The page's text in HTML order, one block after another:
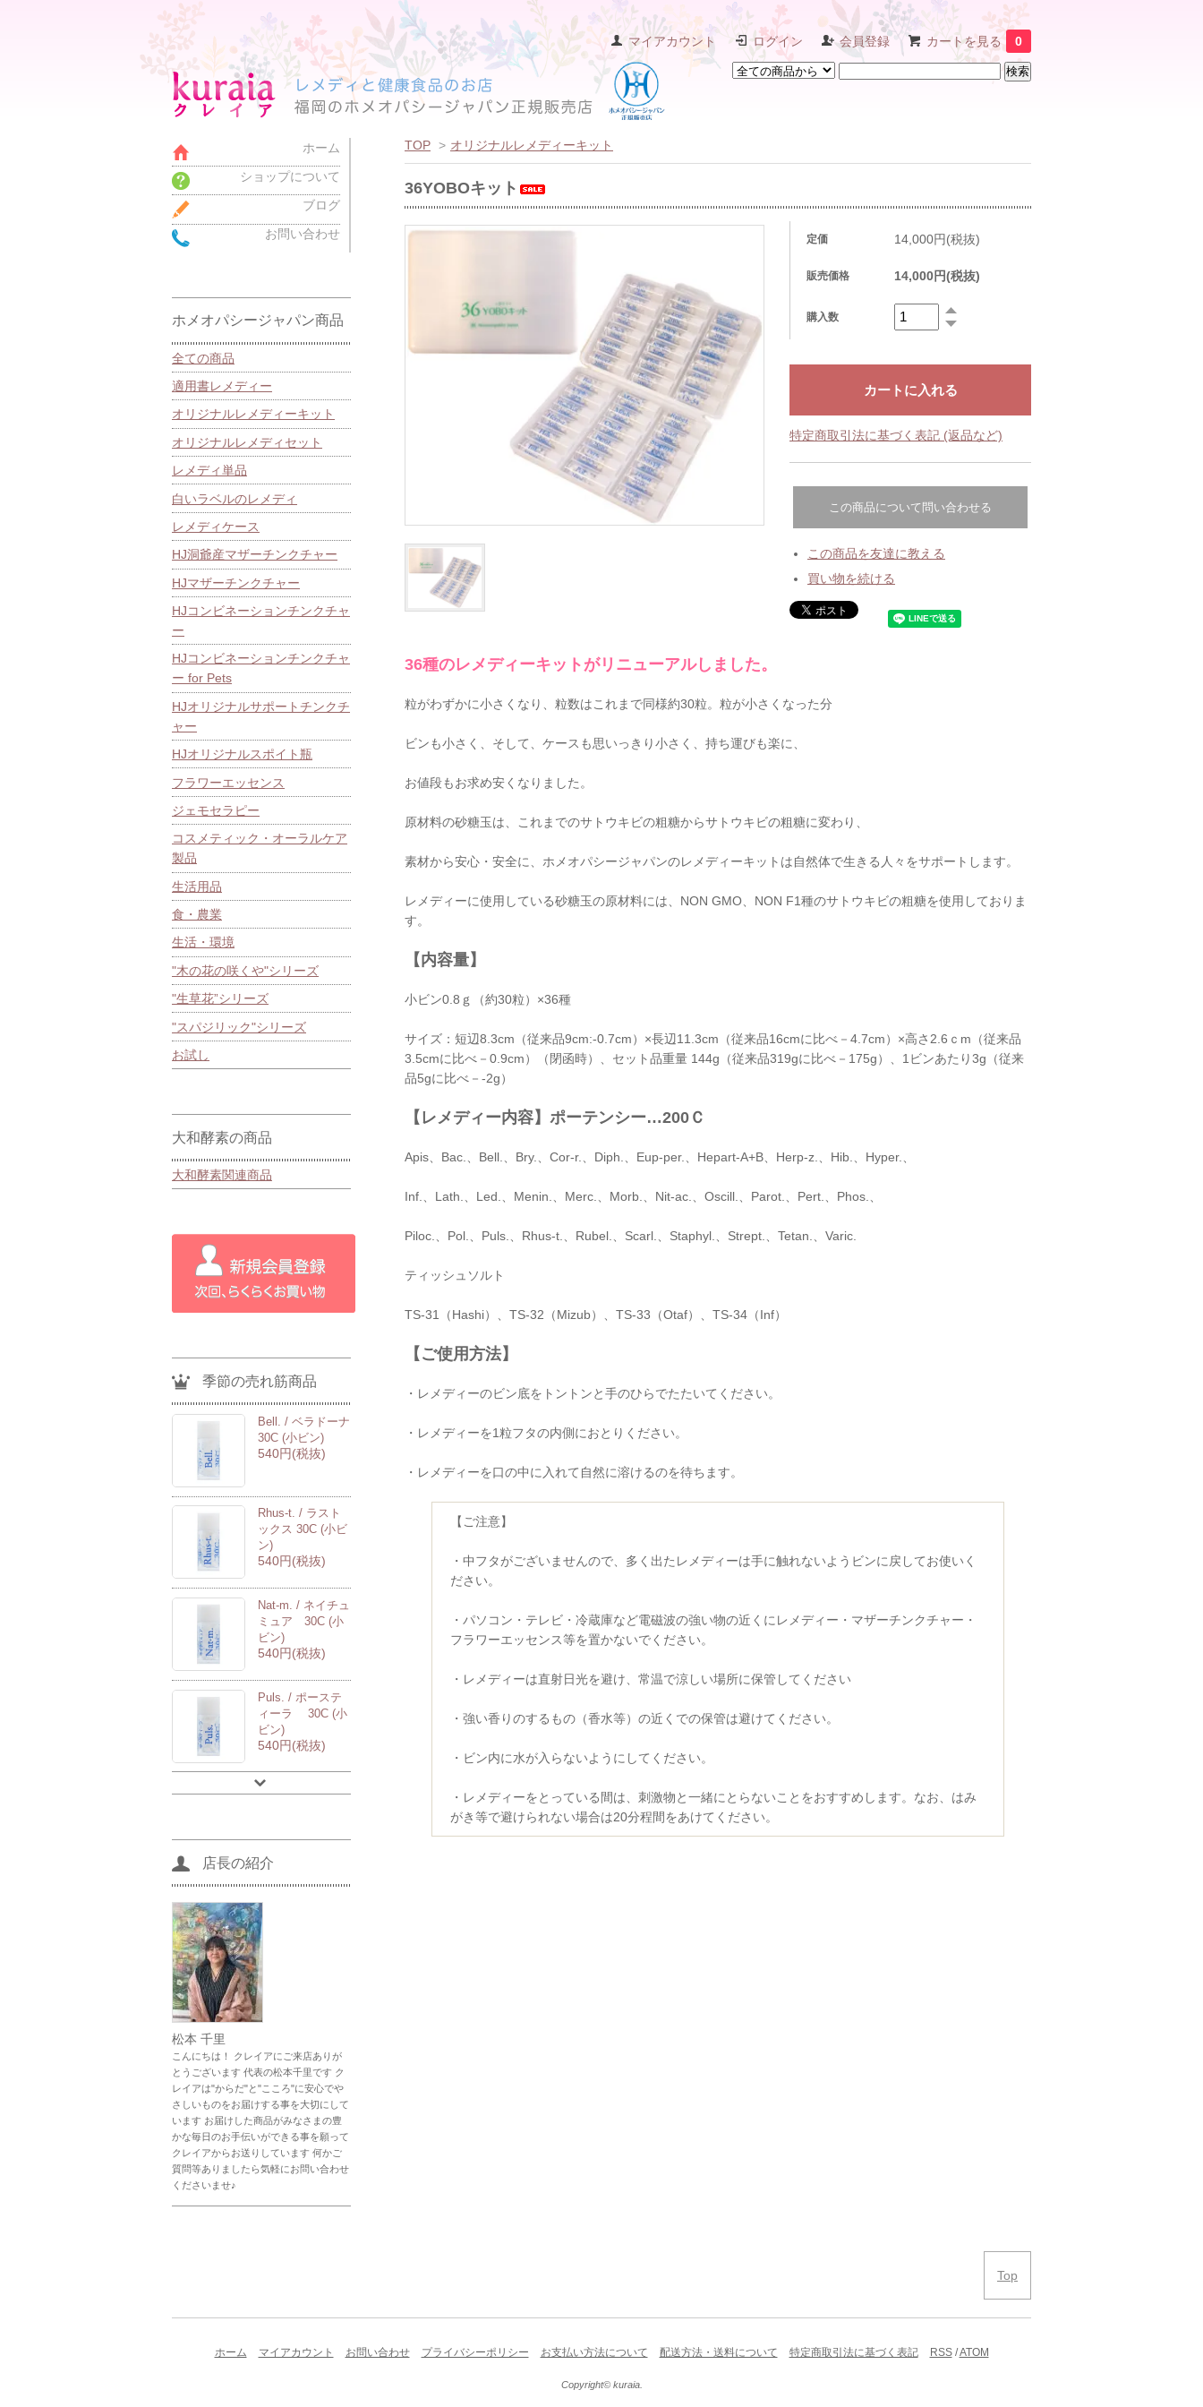
マイアカウント ログイン 会員登録 カートを見る 0
TOP > オリジナルレメディーキット
36YOBOキット
定価 14,000円(税抜)
販売価格 14,000円(税抜)
購入数
特定商取引法に基づく表記 (返品など)
この商品について問い合わせる
この商品を友達に教える
買い物を続ける
36種のレメディーキットがリニューアルしました。
粒がわずかに小さくなり、粒数はこれまで同様約30粒。粒が小さくなった分
ビンも小さく、そして、ケースも思いっきり小さく、持ち運びも楽に、
お値段もお求め安くなりました。
原材料の砂糖玉は、これまでのサトウキビの粗糖からサトウキビの粗糖に変わり、
素材から安心・安全に、ホメオパシージャパンのレメディーキットは自然体で生きる人々をサポートします。
レメディーに使用している砂糖玉の原材料には、NON GMO、NON F1種のサトウキビの粗糖を使用しておりま
す。
【内容量】
小ビン0.8ｇ（約30粒）×36種
サイズ：短辺8.3cm（従来品9cm:-0.7cm）×長辺11.3cm（従来品16cmに比べ－4.7cm）×高さ2.6ｃm（従来品
3.5cmに比べ－0.9cm）（閉函時）、セット品重量 144g（従来品319gに比べ－175g）、1ビンあたり3g（従来
品5gに比べ－-2g）
【レメディー内容】ポーテンシー…200Ｃ
Apis、Bac.、Bell.、Bry.、Cor-r.、Diph.、Eup-per.、Hepart-A+B、Herp-z.、Hib.、Hyper.、
Inf.、Lath.、Led.、Menin.、Merc.、Morb.、Nit-ac.、Oscill.、Parot.、Pert.、Phos.、
Piloc.、Pol.、Puls.、Rhus-t.、Rubel.、Scarl.、Staphyl.、Strept.、Tetan.、Varic.
ティッシュソルト
TS-31（Hashi）、TS-32（Mizub）、TS-33（Otaf）、TS-34（Inf）
【ご使用方法】
・レメディーのビン底をトントンと手のひらでたたいてください。
・レメディーを1粒フタの内側におとりください。
・レメディーを口の中に入れて自然に溶けるのを待ちます。
【ご注意】
・中フタがございませんので、多く出たレメディーは手に触れないようビンに戻してお使いく
ださい。
・パソコン・テレビ・冷蔵庫など電磁波の強い物の近くにレメディー・マザーチンクチャー・
フラワーエッセンス等を置かないでください。
・レメディーは直射日光を避け、常温で涼しい場所に保管してください
・強い香りのするもの（香水等）の近くでの保管は避けてください。
・ビン内に水が入らないようにしてください。
・レメディーをとっている間は、刺激物と一緒にとらないことをおすすめします。なお、はみ
がき等で避けられない場合は20分程間をあけてください。
ホーム
ショップについて
ブログ
お問い合わせ
ホメオパシージャパン商品
全ての商品
適用書レメディー
オリジナルレメディーキット
オリジナルレメディセット
レメディ単品
白いラベルのレメディ
レメディケース
HJ洞爺産マザーチンクチャー
HJマザーチンクチャー
HJコンビネーションチンクチャ
ー
HJコンビネーションチンクチャ
ー for Pets
HJオリジナルサポートチンクチ
ャー
HJオリジナルスポイト瓶
フラワーエッセンス
ジェモセラピー
コスメティック・オーラルケア
製品
生活用品
食・農業
生活・環境
"木の花の咲くや"シリーズ
"生草花”シリーズ
"スパジリック"シリーズ
お試し
大和酵素の商品
大和酵素関連商品
季節の売れ筋商品
Bell. / ベラドーナ
30C (小ビン)
540円(税抜)
Rhus-t. / ラスト
ックス 30C (小ビ
ン)
540円(税抜)
Nat-m. / ネイチュ
ミュア 30C (小
ビン)
540円(税抜)
Puls. / ポーステ
ィーラ 30C (小
ビン)
540円(税抜)
店長の紹介
松本 千里
こんにちは！ クレイアにご来店ありが
とうございます 代表の松本千里です ク
レイアは"からだ"と"こころ"に安心でや
さしいものをお届けする事を大切にして
います お届けした商品がみなさまの豊
かな毎日のお手伝いができる事を願って
クレイアからお送りしています 何かご
質問等ありましたら気軽にお問い合わせ
くださいませ♪
Top
ホーム マイアカウント お問い合わせ プライバシーポリシー お支払い方法について 配送方法・送料について 特定商取引法に基づく表記 RSS/ATOM
Copyright© kuraia.